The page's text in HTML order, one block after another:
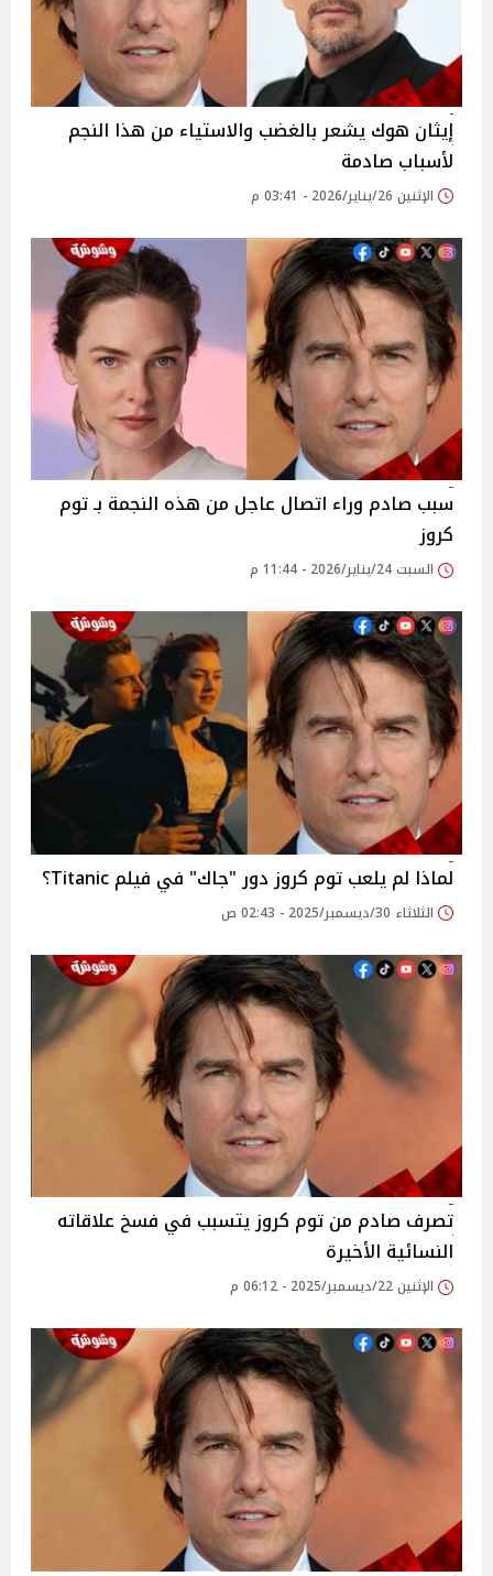
إيثان هوك يشعر بالغضب والاستياء من هذا النجم
لأسباب صادمة
الإثنين 26/يناير/2026 - 03:41 م
سبب صادم وراء اتصال عاجل من هذه النجمة بـ توم
كروز
السبت 24/يناير/2026 - 11:44 م
لماذا لم يلعب توم كروز دور "جاك" في فيلم Titanic؟
الثلاثاء 30/ديسمبر/2025 - 02:43 ص
تصرف صادم من توم كروز يتسبب في فسخ علاقاته
النسائية الأخيرة
الإثنين 22/ديسمبر/2025 - 06:12 م